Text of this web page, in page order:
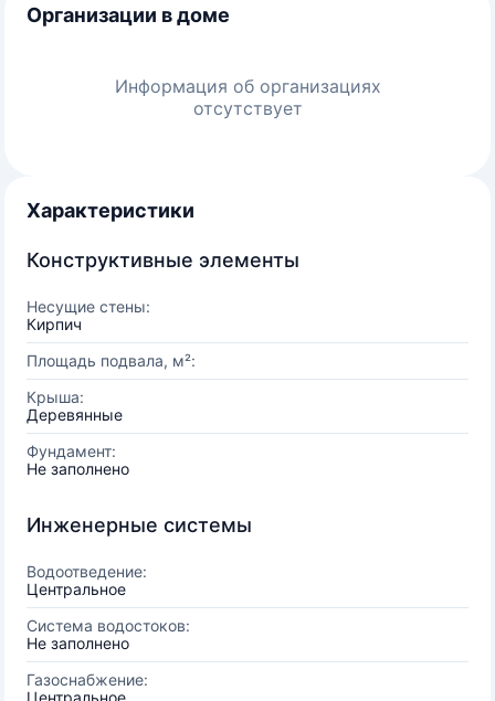
Организации в доме
Информация об организациях
отсутствует
Характеристики
Конструктивные элементы
Несущие стены:
Кирпич
Площадь подвала, м²:
Крыша:
Деревянные
Фундамент:
Не заполнено
Инженерные системы
Водоотведение:
Центральное
Система водостоков:
Не заполнено
Газоснабжение:
Центральное